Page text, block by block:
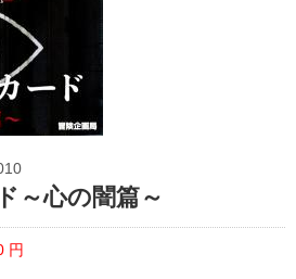
～心の闇篇～
円